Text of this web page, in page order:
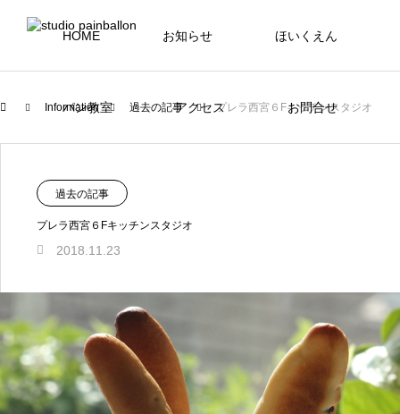
HOME お知らせ ほいくえん
パン教室 アクセス お問合せ
Information 過去の記事 プレラ西宮６Fキッチンスタジオ
過去の記事
プレラ西宮６Fキッチンスタジオ
2018.11.23